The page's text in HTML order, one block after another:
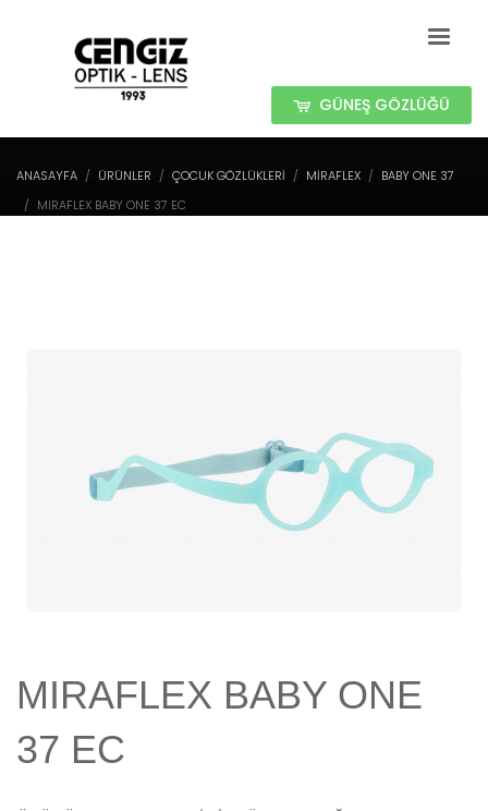
GÜNEŞ GÖZLÜĞÜ
ANASAYFA ÜRÜNLER ÇOCUK GÖZLÜKLERİ MIRAFLEX
BABY ONE 37
MIRAFLEX BABY ONE 37 EC
MIRAFLEX BABY ONE
37 EC